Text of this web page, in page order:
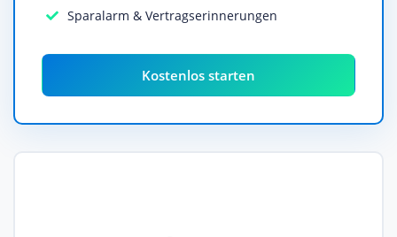
Sparalarm & Vertragserinnerungen
Kostenlos starten